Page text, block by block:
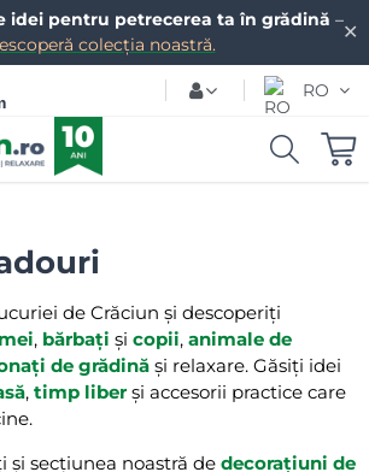
✕
idei pentru petrecerea ta în grădină –
colecția noastră.
RO
de Crăciun și descoperiți
, bărbați și copii, animale de
de grădină și relaxare. Găsiți idei
, timp liberși accesorii practice care
și secțiunea noastră de decorațiuni de